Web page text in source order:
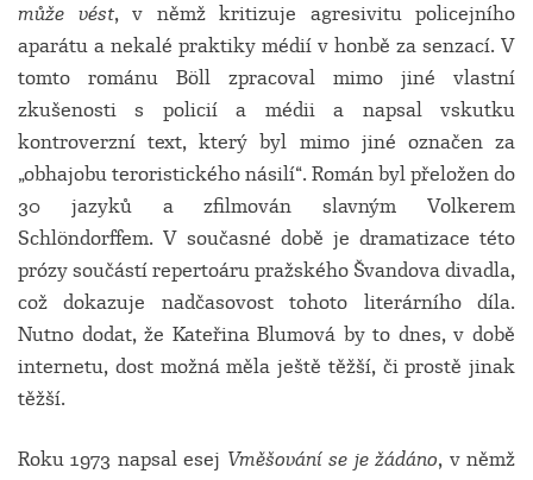
může vést, v němž kritizuje agresivitu policejního
aparátu a nekalé praktiky médií v honbě za senzací. V
tomto románu Böll zpracoval mimo jiné vlastní
zkušenosti s policií a médii a napsal vskutku
kontroverzní text, který byl mimo jiné označen za
„obhajobu teroristického násilí“. Román byl přeložen do
30 jazyků a zfilmován slavným Volkerem
Schlöndorffem. V současné době je dramatizace této
prózy součástí repertoáru pražského Švandova divadla,
což dokazuje nadčasovost tohoto literárního díla.
Nutno dodat, že Kateřina Blumová by to dnes, v době
internetu, dost možná měla ještě těžší, či prostě jinak
těžší.
Roku 1973 napsal esej Vměšování se je žádáno, v němž